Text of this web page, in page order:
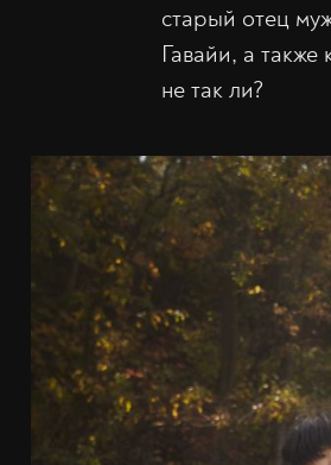
старый отец
Гавайи, а
не так ли?